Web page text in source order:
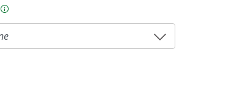
As proposições legislativas na CLDF podem ser